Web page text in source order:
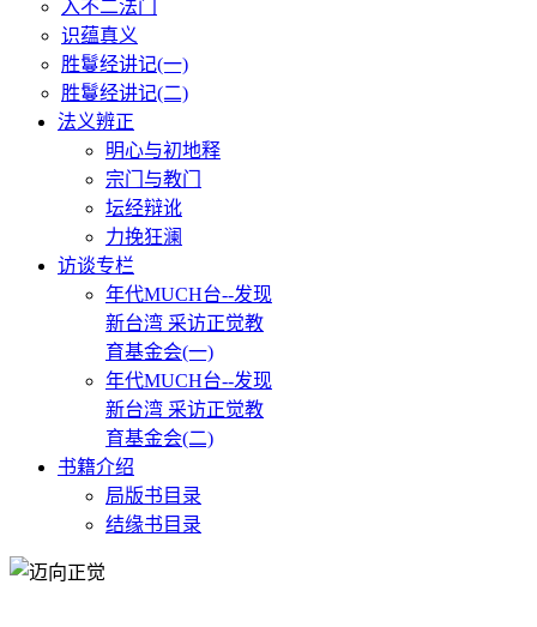
入不二法门
识蕴真义
胜鬘经讲记(一)
胜鬘经讲记(二)
法义辨正
明心与初地释
宗门与教门
坛经辩讹
力挽狂澜
访谈专栏
年代MUCH台--发现
新台湾 采访正觉教
育基金会(一)
年代MUCH台--发现
新台湾 采访正觉教
育基金会(二)
书籍介绍
局版书目录
结缘书目录